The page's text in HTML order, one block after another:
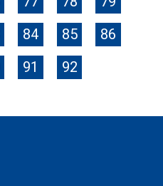
84 85
86
91 92